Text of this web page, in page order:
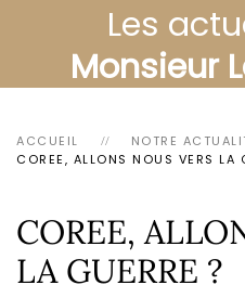
Les
Monsieur
ACCUEIL NOTRE
COREE, ALLONS NOUS VERS LA
COREE,
LA GUERRE ?